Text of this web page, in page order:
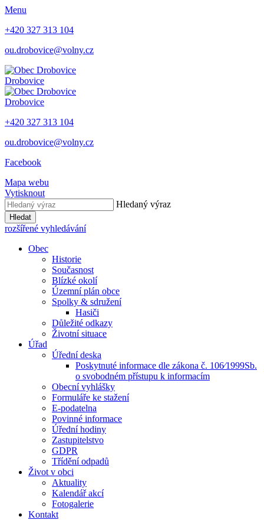
Menu
+420 327 313 104
ou.drobovice@volny.cz
Drobovice
Drobovice
+420 327 313 104
ou.drobovice@volny.cz
Facebook
Mapa webu
Vytisknout
Hledaný výraz
Hledat
rozšířené vyhledávání
Obec
Historie
Současnost
Blízké okolí
Územní plán obce
Spolky & sdružení
Hasiči
Důležité odkazy
Životní situace
Úřad
Úřední deska
Poskytnuté informace dle zákona č. 106⁄1999Sb.
o svobodném přístupu k informacím
Obecní vyhlášky
Formuláře ke stažení
E-podatelna
Povinné informace
Úřední hodiny
Zastupitelstvo
GDPR
Třídění odpadů
Život v obci
Aktuality
Kalendář akcí
Fotogalerie
Kontakt